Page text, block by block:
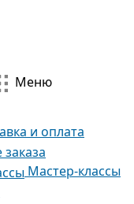
Меню
Мастер-классы